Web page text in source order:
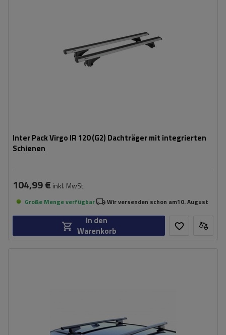
Inter Pack Virgo IR 120 (G2) Dachträger mit integrierten
Schienen
104,99 € inkl. MwSt
Große Menge verfügbar Wir versenden schon am10. August
In den
Warenkorb